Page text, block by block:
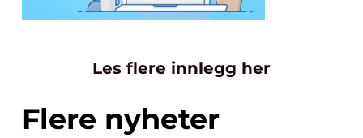
Les flere innlegg her
Flere nyheter